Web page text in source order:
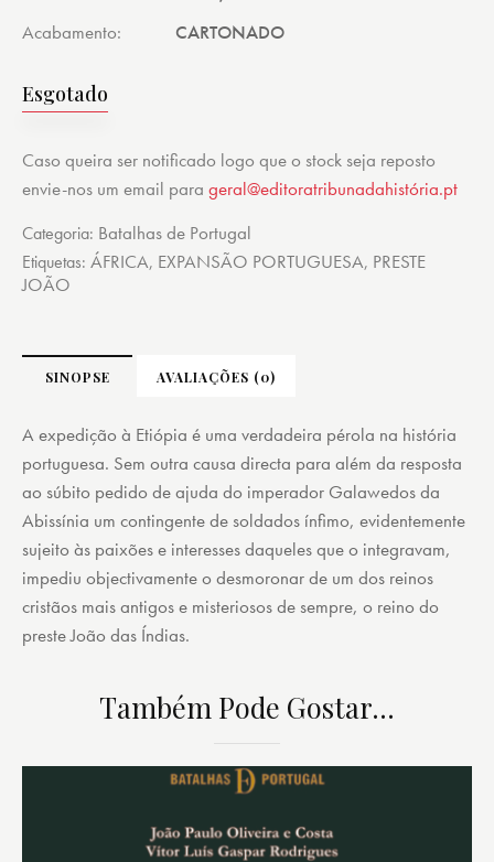
Acabamento
CARTONADO
Esgotado
Caso queira ser notificado logo que o stock seja reposto
envie-nos um email para geral@editoratribunadahistória.pt
Categoria: Batalhas de Portugal
Etiquetas: ÁFRICA, EXPANSÃO PORTUGUESA, PRESTE
JOÃO
SINOPSE AVALIAÇÕES (0)
A expedição à Etiópia é uma verdadeira pérola na história
portuguesa. Sem outra causa directa para além da resposta
ao súbito pedido de ajuda do imperador Galawedos da
Abissínia um contingente de soldados ínfimo, evidentemente
sujeito às paixões e interesses daqueles que o integravam,
impediu objectivamente o desmoronar de um dos reinos
cristãos mais antigos e misteriosos de sempre, o reino do
preste João das Índias.
Também Pode Gostar…